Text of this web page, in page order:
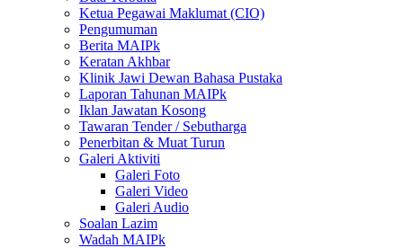
Ketua Pegawai Maklumat (CIO)
Pengumuman
Berita MAIPk
Keratan Akhbar
Klinik Jawi Dewan Bahasa Pustaka
Laporan Tahunan MAIPk
Iklan Jawatan Kosong
Tawaran Tender / Sebutharga
Penerbitan & Muat Turun
Galeri Aktiviti
Galeri Foto
Galeri Video
Galeri Audio
Soalan Lazim
Wadah MAIPk